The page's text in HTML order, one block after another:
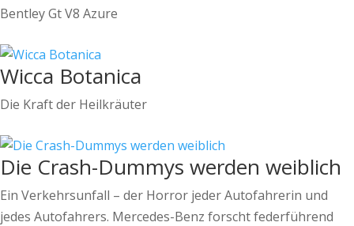
Bentley Gt V8 Azure
Wicca Botanica
Die Kraft der Heilkräuter
Die Crash-Dummys werden weiblich
Ein Verkehrsunfall – der Horror jeder Autofahrerin und
jedes Autofahrers. Mercedes-Benz forscht federführend